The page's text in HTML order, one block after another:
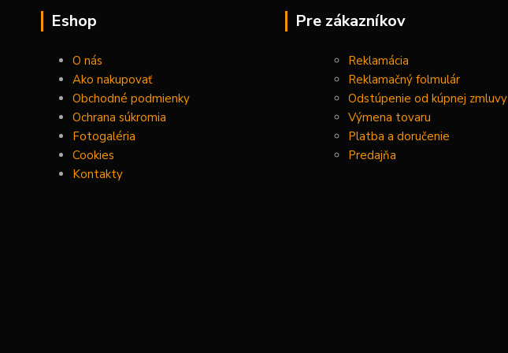
Eshop
O nás
Ako nakupovať
Obchodné podmienky
Ochrana súkromia
Fotogaléria
Cookies
Kontakty
Pre zákazníkov
Reklamácia
Reklamačný folmulár
Odstúpenie od kúpnej zmluvy
Výmena tovaru
Platba a doručenie
Predajňa